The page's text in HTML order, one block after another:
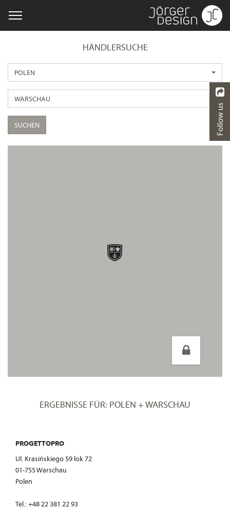
HÄNDLERSUCHE
POLEN
WARSCHAU
SUCHEN
ERGEBNISSE FÜR: POLEN + WARSCHAU
PROGETTOPRO
Ul. Krasińskiego 59 lok 72
01-755 Warschau
Polen
Tel.: +48 22 381 22 93
Follow us